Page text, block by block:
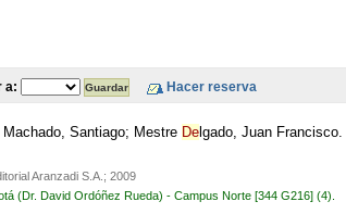
a:
Santiago; Mestre Delgado, Juan Francisco.
Aranzadi S.A.; 2009
(Dr. David Ordóñez Rueda) - Campus Norte [344 G216] (4).